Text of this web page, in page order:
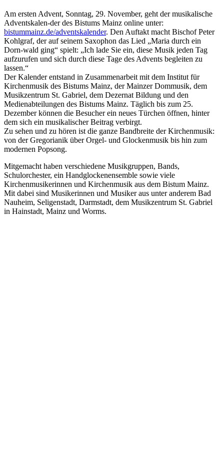
Am ersten Advent, Sonntag, 29. November, geht der musikalische
Adventskalen-der des Bistums Mainz online unter:
bistummainz.de/adventskalender. Den Auftakt macht Bischof Peter
Kohlgraf, der auf seinem Saxophon das Lied „Maria durch ein
Dorn-wald ging“ spielt: „Ich lade Sie ein, diese Musik jeden Tag
aufzurufen und sich durch diese Tage des Advents begleiten zu
lassen.“
Der Kalender entstand in Zusammenarbeit mit dem Institut für
Kirchenmusik des Bistums Mainz, der Mainzer Dommusik, dem
Musikzentrum St. Gabriel, dem Dezernat Bildung und den
Medienabteilungen des Bistums Mainz. Täglich bis zum 25.
Dezember können die Besucher ein neues Türchen öffnen, hinter
dem sich ein musikalischer Beitrag verbirgt.
Zu sehen und zu hören ist die ganze Bandbreite der Kirchenmusik:
von der Gregorianik über Orgel- und Glockenmusik bis hin zum
modernen Popsong.
Mitgemacht haben verschiedene Musikgruppen, Bands,
Schulorchester, ein Handglockenensemble sowie viele
Kirchenmusikerinnen und Kirchenmusik aus dem Bistum Mainz.
Mit dabei sind Musikerinnen und Musiker aus unter anderem Bad
Nauheim, Seligenstadt, Darmstadt, dem Musikzentrum St. Gabriel
in Hainstadt, Mainz und Worms.